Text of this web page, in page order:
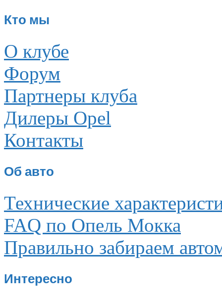
Кто мы
О клубе
Форум
Партнеры клуба
Дилеры Opel
Контакты
Об авто
Технические
FAQ по Опель Мокка
Правильно забираем
Интересно